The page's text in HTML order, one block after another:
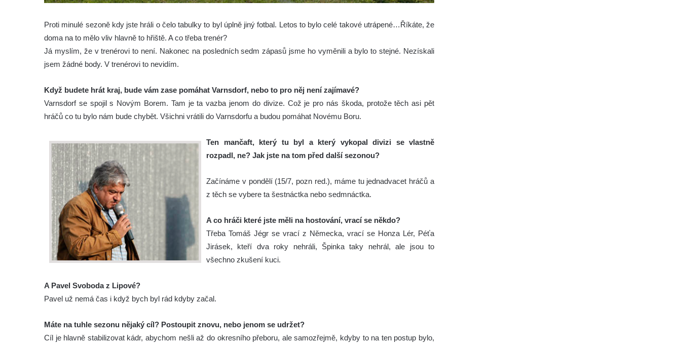
Proti minulé sezoně kdy jste hráli o čelo tabulky to byl úplně jiný fotbal. Letos to bylo celé takové utrápené…Říkáte, že
doma na to mělo vliv hlavně to hřiště. A co třeba trenér?
Já myslím, že v trenérovi to není. Nakonec na posledních sedm zápasů jsme ho vyměnili a bylo to stejné. Nezískali
jsem žádné body. V trenérovi to nevidím.
Když budete hrát kraj, bude vám zase pomáhat Varnsdorf, nebo to pro něj není zajímavé?
Varnsdorf se spojil s Novým Borem. Tam je ta vazba jenom do divize. Což je pro nás škoda, protože těch asi pět
hráčů co tu bylo nám bude chybět. Všichni vrátili do Varnsdorfu a budou pomáhat Novému Boru.
Ten mančaft, který tu byl a který vykopal divizi se vlastně
rozpadl, ne? Jak jste na tom před další sezonou?
Začínáme v pondělí (15/7, pozn red.), máme tu jednadvacet hráčů a
z těch se vybere ta šestnáctka nebo sedmnáctka.
A co hráči které jste měli na hostování, vrací se někdo?
Třeba Tomáš Jégr se vrací z Německa, vrací se Honza Lér, Péťa
Jirásek, kteří dva roky nehráli, Špinka taky nehrál, ale jsou to
všechno zkušení kuci.
A Pavel Svoboda z Lipové?
Pavel už nemá čas i když bych byl rád kdyby začal.
Máte na tuhle sezonu nějaký cíl? Postoupit znovu, nebo jenom se udržet?
Cíl je hlavně stabilizovat kádr, abychom nešli až do okresního přeboru, ale samozřejmě, kdyby to na ten postup bylo,